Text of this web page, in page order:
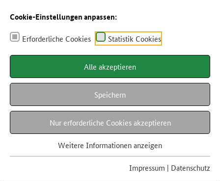
Cookie-Einstellungen anpassen:
Erforderliche Cookies Statistik Cookies
Alle akzeptieren
Speichern
Nur erforderliche Cookies akzeptieren
Weitere Informationen anzeigen
Impressum | Datenschutz
Veranstaltungen
Hier finden Sie die Veranstaltungen des Dialogforums Primärproduktion.
Veranstaltung des Dialogforums Primärproduktion am
21. September 2022
Im September 2022 fanden mit insgesamt 168 Teilnehmenden die letzten
beiden öffentlichen Veranstaltungen der Dialogforen Primärproduktion und
Branchenbefragung mit 460 Teilnehmenden aus Landwirtschaft und Fischerei
zu den Ursachen für Lebensmittelabfälle und -verluste in der
Primärproduktion und zur Analyse von Reduzierungs- und